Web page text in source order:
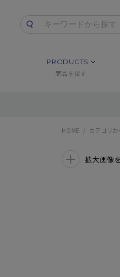
PRODUCTS
商品を探す
HOME カテゴリ
拡大画像